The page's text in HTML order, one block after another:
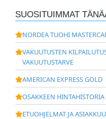
SUOSITUIMMAT
NORDEA TUOHI
VAKUUTUSTEN
VAKUUTUSTARVE
AMERICAN EXPRESS GOLD
OSAKKEEN
ETUOHJELMAT JA